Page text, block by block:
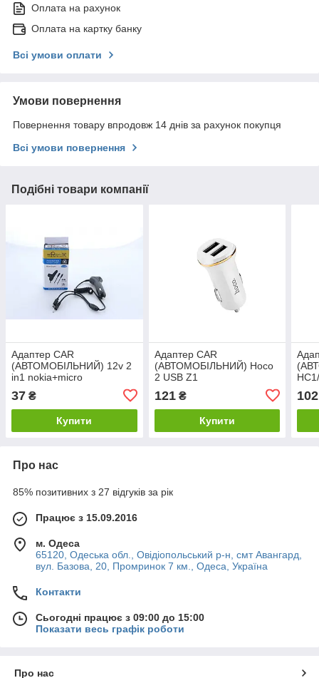
Оплата на рахунок
Оплата на картку банку
Всі умови оплати
Умови повернення
Повернення товару впродовж 14 днів за рахунок покупця
Всі умови повернення
Подібні товари компанії
Адаптер CAR
(АВТОМОБІЛЬНИЙ) 12v 2
in1 nokia+micro
37 ₴
Купити
Адаптер CAR
(АВТОМОБІЛЬНИЙ) Hoco
2 USB Z1
121₴
Купити
102
Про нас
85% позитивних з 27 відгуків за рік
Працює з 15.09.2016
м. Одеса
65120, Одеська обл., Овідіопольський р-н, смт Авангард,
вул. Базова, 20, Промринок 7 км., Одеса, Україна
Контакти
Сьогодні працює з 09:00 до 15:00
Показати весь графік роботи
Про нас